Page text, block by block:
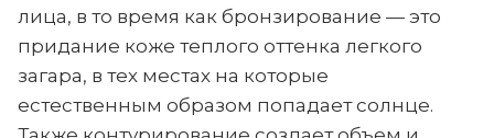
лица, в то время как бронзирование — это
придание коже теплого оттенка легкого
загара, в тех местах на которые
естественным образом попадает солнце.